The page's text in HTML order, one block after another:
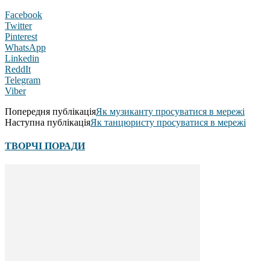
Facebook
Twitter
Pinterest
WhatsApp
Linkedin
ReddIt
Telegram
Viber
Попередня публікаціяЯк музиканту просуватися в мережі
Наступна публікаціяЯк танцюристу просуватися в мережі
ТВОРЧІ ПОРАДИ